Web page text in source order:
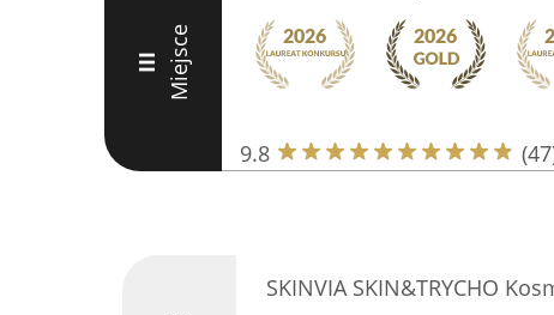
III Miejsce
9.8
SKINVIA SKIN&TRYCHO